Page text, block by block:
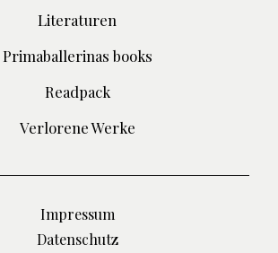
Literaturen
Primaballerinas books
Readpack
Verlorene Werke
Impressum
Datenschutz